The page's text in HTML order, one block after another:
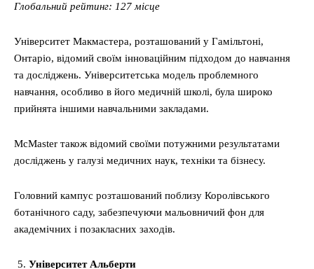
Глобальний рейтинг: 127 місце
Університет Макмастера, розташований у Гамільтоні,
Онтаріо, відомий своїм інноваційним підходом до навчання
та досліджень. Університетська модель проблемного
навчання, особливо в його медичній школі, була широко
прийнята іншими навчальними закладами.
McMaster також відомий своїми потужними результатами
досліджень у галузі медичних наук, техніки та бізнесу.
Головний кампус розташований поблизу Королівського
ботанічного саду, забезпечуючи мальовничий фон для
академічних і позакласних заходів.
Університет Альберти